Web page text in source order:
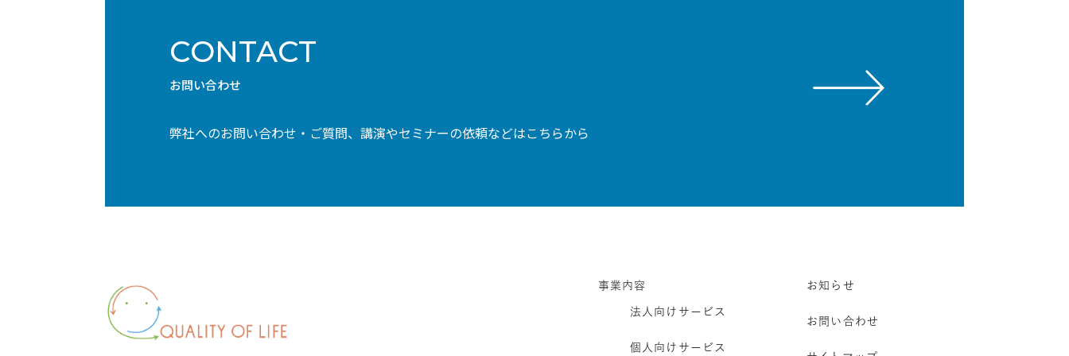
CONTACT
お問い合わせ
弊社へのお問い合わせ・ご質問、講演やセミナーの依頼などはこちらから
事業内容
法人向けサービス
個人向けサービス
お知らせ
お問い合わせ